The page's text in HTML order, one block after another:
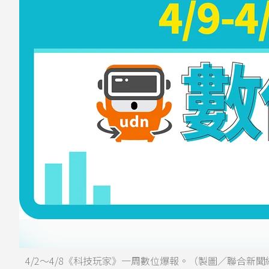
4/2～4/8《科技玩家》一周數位爆報。（製圖／聯合新聞